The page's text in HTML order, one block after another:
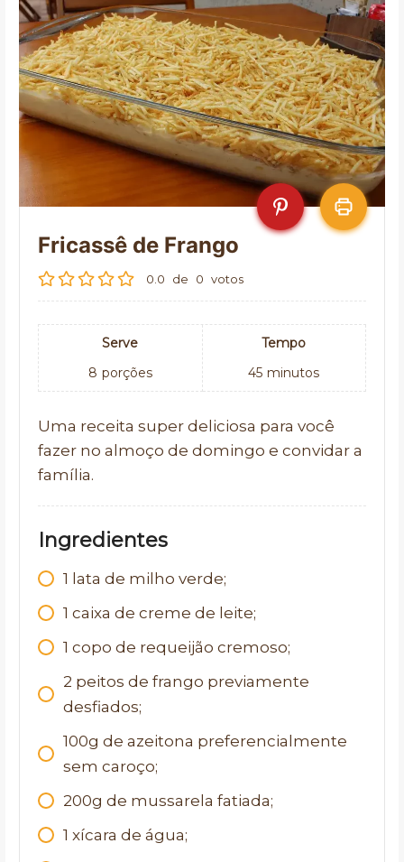
Fricassê de Frango
0.0 de 0 votos
Serve
8 porções
Tempo
45 minutos
Uma receita super deliciosa para você
fazer no almoço de domingo e convidar a
família.
Ingredientes
1 lata de milho verde;
1 caixa de creme de leite;
1 copo de requeijão cremoso;
2 peitos de frango previamente
desfiados;
100g de azeitona preferencialmente
sem caroço;
200g de mussarela fatiada;
1 xícara de água;